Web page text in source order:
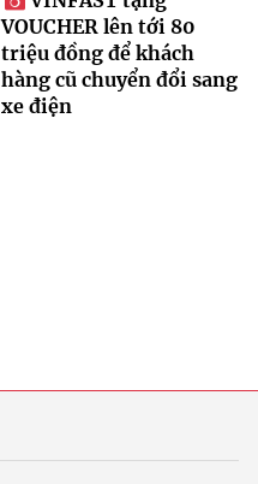
VOUCHER lên tới 80
triệu đồng để khách
hàng cũ chuyển đổi sang
xe điện